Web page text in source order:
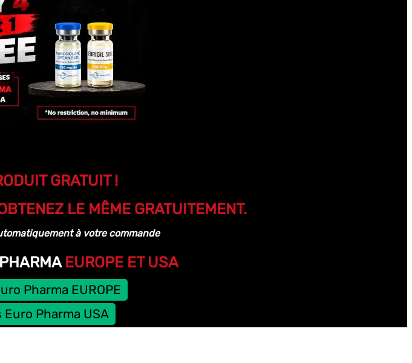
GRATUIT !
LE MÊME GRATUITEMENT.
à votre commande
EUROPE ET USA
Pharma EUROPE
Pharma USA